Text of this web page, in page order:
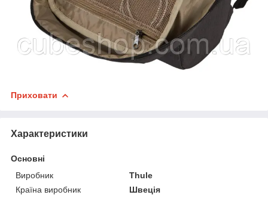
Приховати
Характеристики
Основні
Виробник
Thule
Країна виробник
Швеція